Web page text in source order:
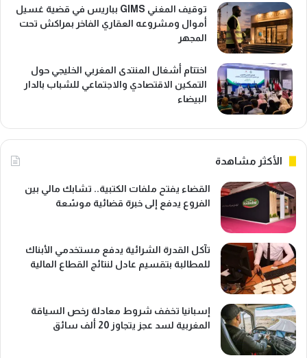
توقيف المغني GIMS بباريس في قضية غسيل
أموال ومشروعه العقاري الفاخر بمراكش تحت
المجهر
اختتام أشغال المنتدى المغربي الخليجي حول
التمكين الاقتصادي والاجتماعي للشباب بالدار
البيضاء
الأكثر مشاهدة
القضاء يفتح ملفات الكتبية.. تشابك مالي بين
الفروع يدفع إلى خبرة قضائية موسّعة
تآكل القدرة الشرائية يدفع مستخدمي الأبناك
للمطالبة بتقسيم عادل لنتائج القطاع المالية
إسبانيا تخفف شروط معادلة رخص السياقة
المغربية لسد عجز يتجاوز 20 ألف سائق